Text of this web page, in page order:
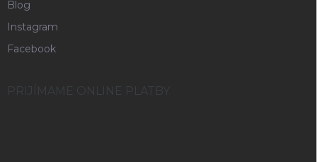
Blog
Instagram
Facebook
PRIJÍMAME ONLINE PLATBY